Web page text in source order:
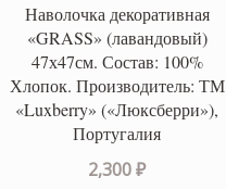
Наволочка декоративная
«GRASS» (лавандовый)
47х47см. Состав: 100%
Хлопок. Производитель: ТМ
«Luxberry» («Люксберри»),
Португалия
2,300₽